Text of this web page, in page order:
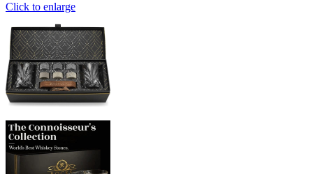
Click to enlarge